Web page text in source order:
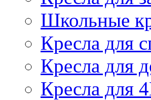
Школьные
Кресла для
Кресла для
Кресла для